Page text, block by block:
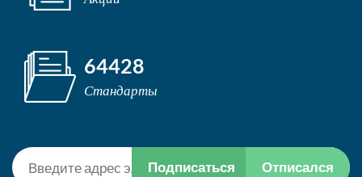
64428
Стандарты
Подписаться Отписался